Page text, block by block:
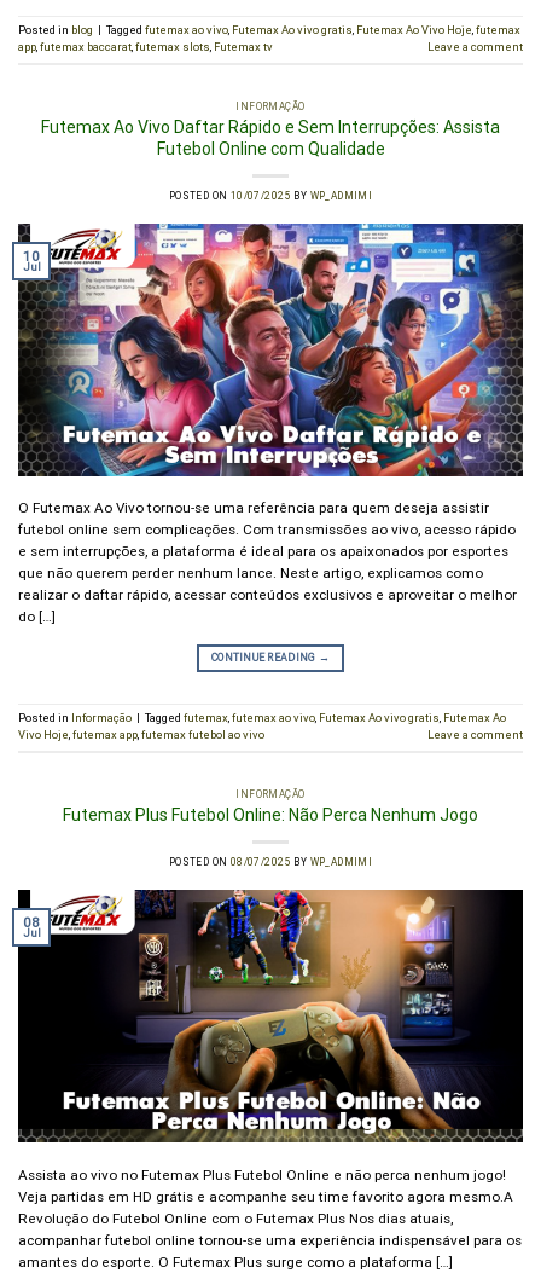
Posted in blog | Tagged futemax ao vivo, Futemax Ao vivo gratis, Futemax Ao Vivo Hoje,futemax
app,futemax baccarat,futemax slots, Futemax tv Leave a comment
INFORMAÇÃO
Futemax Ao Vivo Daftar Rápido e Sem Interrupções: Assista
Futebol Online com Qualidade
POSTED ON 10/07/2025 BY WP_ADMIMI
10
Jul
O Futemax Ao Vivo tornou-se uma referência para quem deseja assistir
futebol online sem complicações. Com transmissões ao vivo, acesso rápido
e sem interrupções, a plataforma é ideal para os apaixonados por esportes
que não querem perder nenhum lance. Neste artigo, explicamos como
realizar o daftar rápido, acessar conteúdos exclusivos e aproveitar o melhor
do […]
CONTINUE READING →
Posted in Informação Tagged futemax,futemax ao vivo, Futemax Ao vivo gratis, Futemax Ao
Vivo Hoje,futemax app,futemax futebol ao vivo Leave a comment
INFORMAÇÃO
Futemax Plus Futebol Online: Não Perca Nenhum Jogo
POSTED ON 08/07/2025 BY WP_ADMIMI
08
Jul
Assista ao vivo no Futemax Plus Futebol Online e não perca nenhum jogo!
Veja partidas em HD grátis e acompanhe seu time favorito agora mesmo.A
Revolução do Futebol Online com o Futemax Plus Nos dias atuais,
acompanhar futebol online tornou-se uma experiência indispensável para os
amantes do esporte. O Futemax Plus surge como a plataforma […]